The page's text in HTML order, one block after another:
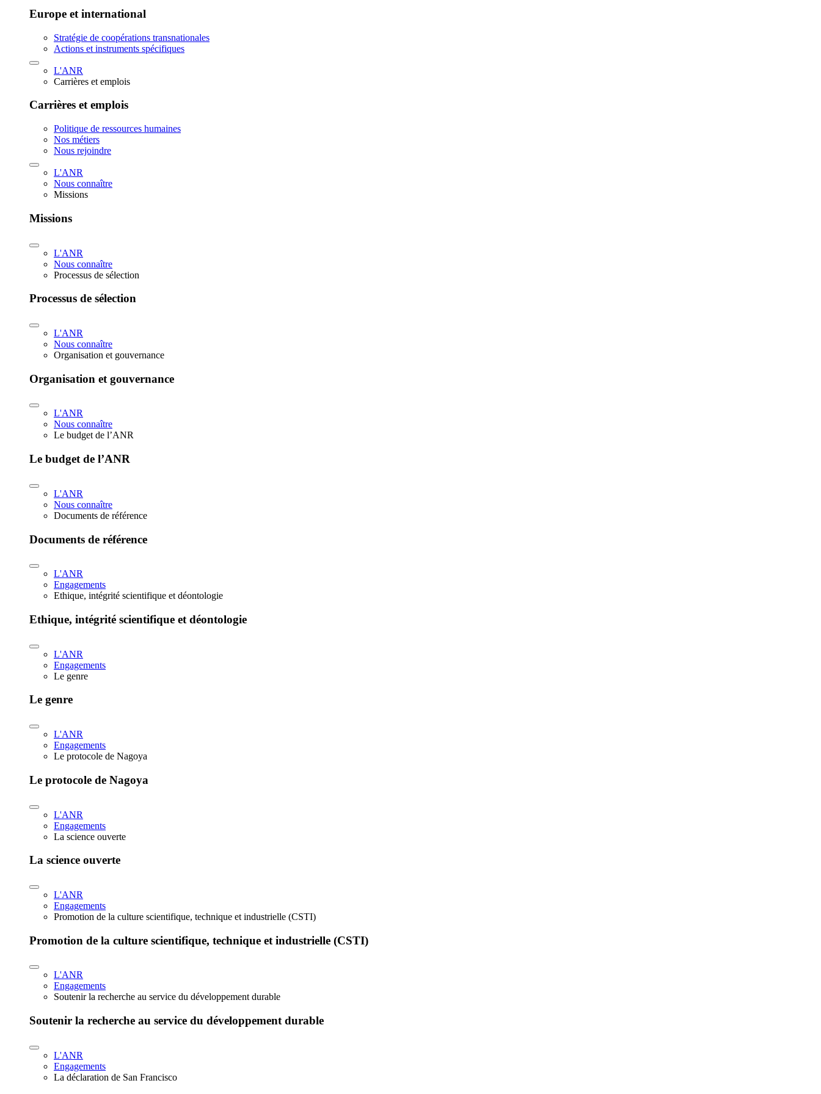
Europe et international
Stratégie de coopérations transnationales
Actions et instruments spécifiques
L'ANR
Carrières et emplois
Carrières et emplois
Politique de ressources humaines
Nos métiers
Nous rejoindre
L'ANR
Nous connaître
Missions
Missions
L'ANR
Nous connaître
Processus de sélection
Processus de sélection
L'ANR
Nous connaître
Organisation et gouvernance
Organisation et gouvernance
L'ANR
Nous connaître
Le budget de l’ANR
Le budget de l’ANR
L'ANR
Nous connaître
Documents de référence
Documents de référence
L'ANR
Engagements
Ethique, intégrité scientifique et déontologie
Ethique, intégrité scientifique et déontologie
L'ANR
Engagements
Le genre
Le genre
L'ANR
Engagements
Le protocole de Nagoya
Le protocole de Nagoya
L'ANR
Engagements
La science ouverte
La science ouverte
L'ANR
Engagements
Promotion de la culture scientifique, technique et industrielle (CSTI)
Promotion de la culture scientifique, technique et industrielle (CSTI)
L'ANR
Engagements
Soutenir la recherche au service du développement durable
Soutenir la recherche au service du développement durable
L'ANR
Engagements
La déclaration de San Francisco